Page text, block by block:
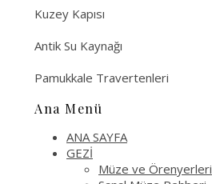
Kuzey Kapısı
Antik Su Kaynağı
Pamukkale Travertenleri
Ana Menü
ANA SAYFA
GEZİ
Müze ve Örenyerleri